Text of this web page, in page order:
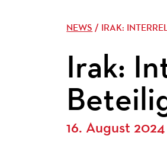
NEWS / IRAK:
Irak:
16. August 2024